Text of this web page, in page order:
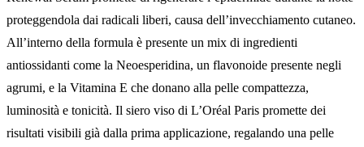
proteggendola dai radicali liberi, causa dell’invecchiamento cutaneo.
All’interno della formula è presente un mix di ingredienti
antiossidanti come la Neoesperidina, un flavonoide presente negli
agrumi, e la Vitamina E che donano alla pelle compattezza,
luminosità e tonicità. Il siero viso di L’Oréal Paris promette dei
risultati visibili già dalla prima applicazione, regalando una pelle